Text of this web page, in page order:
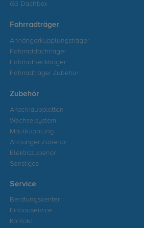
G3 Dachbox
Fahrradträger
Anhängerkupplungsträger
Fahrraddachträger
Fahrradheckträger
Fahrradträger Zubehör
Zubehör
Anschraubplatten
Wechselsystem
Maulkupplung
Anhänger Zubehör
Elektrozubehör
Sonstiges
Service
Beratungscenter
Einbauservice
Kontakt